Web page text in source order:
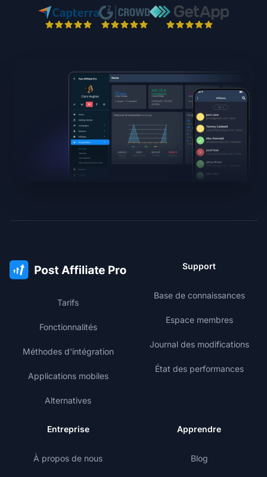
Tarifs
Fonctionnalités
Méthodes d'intégration
Applications mobiles
Alternatives
Support
Base de connaissances
Espace membres
Journal des modifications
État des performances
Entreprise
À propos de nous
Apprendre
Blog